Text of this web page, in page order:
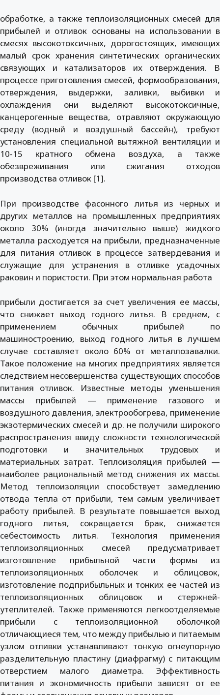
обработке, а также теплоизоляционных смесей для
прибылей и отливок основаны на использовании в
смесях высокотоксичных, дорогостоящих, имеющих
малый срок хранения синтетических органических
связующих и катализаторов их отверждения. В
процессе приготовления смесей, формообразования,
отверждения, выдержки, заливки, выбивки и
охлаждения они выделяют высокотоксичные,
канцерогенные вещества, отравляют окружающую
среду (водный и воздушный бассейн), требуют
установления специальной вытяжной вентиляции и
10-15 кратного обмена воздуха, а также
обезвреживания или сжигания отходов
производства отливок [1].
При производстве фасонного литья из черных и
других металлов на промышленных предприятиях
около 30% (иногда значительно выше) жидкого
металла расходуется на прибыли, предназначенные
для питания отливок в процессе затвердевания и
служащие для устранения в отливке усадочных
раковин и пористости. При этом нормальная работа
прибыли достигается за счет увеличения ее массы,
что снижает выход годного литья. В среднем, с
применением обычных прибылей по
машиностроению, выход годного литья в лучшем
случае составляет около 60% от металлозавалки.
Такое положение на многих предприятиях является
следствием несовершенства существующих способов
питания отливок. Известные методы уменьшения
массы прибылей — применение газового и
воздушного давления, электрообогрева, применение
экзотермических смесей и др. не получили широкого
распространения ввиду сложности технологической
подготовки и значительных трудовых и
материальных затрат. Теплоизоляция прибылей —
наиболее рациональный метод снижения их массы.
Метод теплоизоляции способствует замедлению
отвода тепла от прибыли, тем самым увеличивает
работу прибылей. В результате повышается выход
годного литья, сокращается брак, снижается
себестоимость литья. Технология применения
теплоизоляционных смесей предусматривает
изготовление прибыльной части формы из
теплоизоляционных оболочек и облицовок,
изготовление подприбыльных и тонких ее частей из
теплоизоляционных облицовок и стержней-
утеплителей. Также применяются легкоотделяемые
прибыли с теплоизоляционной оболочкой
отличающиеся тем, что между прибылью и питаемым
узлом отливки устанавливают тонкую огнеупорную
разделительную пластину (диафрагму) с питающим
отверстием малого диаметра. Эффективность
питания и экономичность прибыли зависят от ее